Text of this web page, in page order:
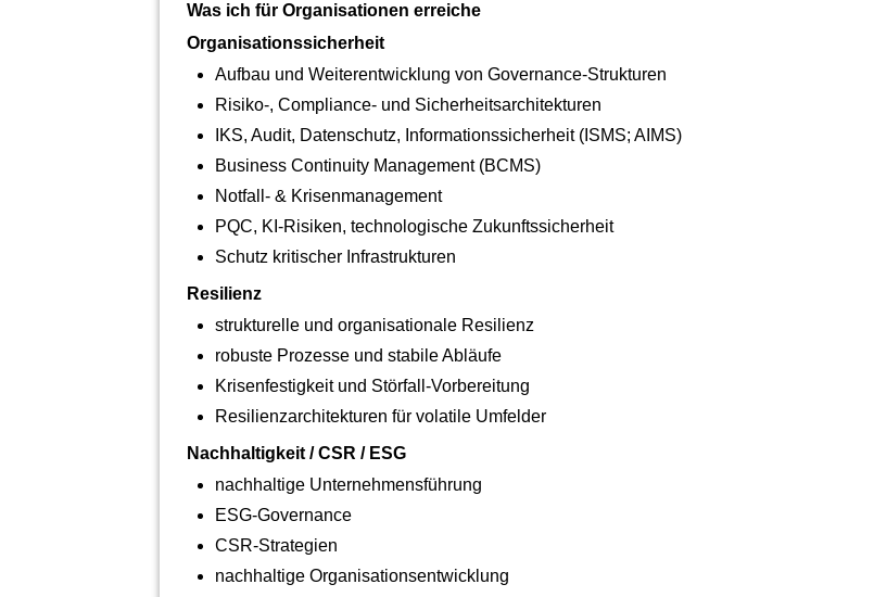
Was ich für Organisationen erreiche
Organisationssicherheit
Aufbau und Weiterentwicklung von Governance‑Strukturen
Risiko‑, Compliance‑ und Sicherheitsarchitekturen
IKS, Audit, Datenschutz, Informationssicherheit (ISMS; AIMS)
Business Continuity Management (BCMS)
Notfall‑ & Krisenmanagement
PQC, KI‑Risiken, technologische Zukunftssicherheit
Schutz kritischer Infrastrukturen
Resilienz
strukturelle und organisationale Resilienz
robuste Prozesse und stabile Abläufe
Krisenfestigkeit und Störfall‑Vorbereitung
Resilienzarchitekturen für volatile Umfelder
Nachhaltigkeit / CSR / ESG
nachhaltige Unternehmensführung
ESG‑Governance
CSR‑Strategien
nachhaltige Organisationsentwicklung